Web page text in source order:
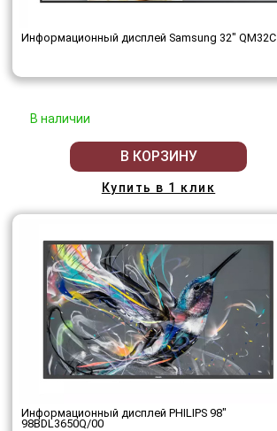
Информационный дисплей Samsung 32" QM32C
В наличии
В КОРЗИНУ
Купить в 1 клик
Информационный дисплей PHILIPS 98"
98BDL3650Q/00